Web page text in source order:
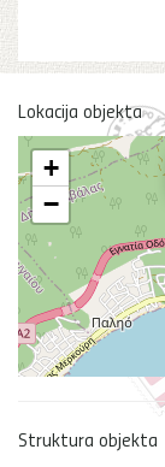
Lokacija objekta
+
−
Struktura objekta